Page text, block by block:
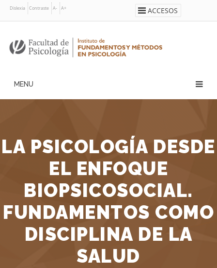
Pasar
contenido
Dislexia Contraste A- A+ ACCESOS
Navegación
LA PSICOLOGÍA DESDE
EL ENFOQUE
BIOPSICOSOCIAL.
FUNDAMENTOS COMO
DISCIPLINA DE LA
SALUD